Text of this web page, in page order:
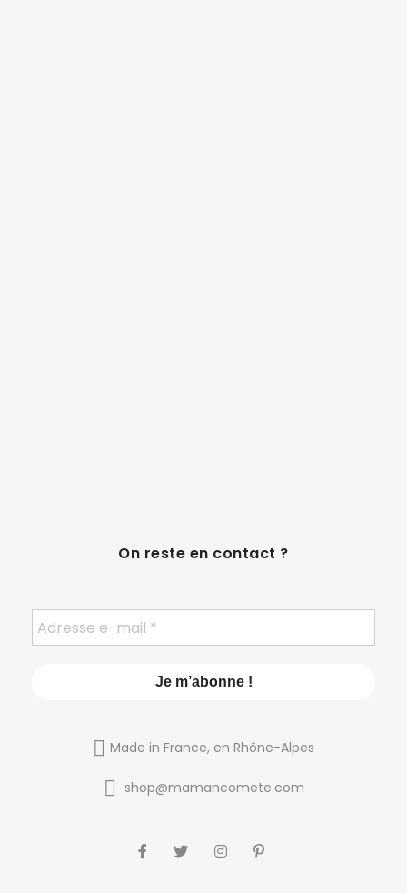
On reste en contact ?
Made in France, en Rhône-Alpes
shop@mamancomete.com